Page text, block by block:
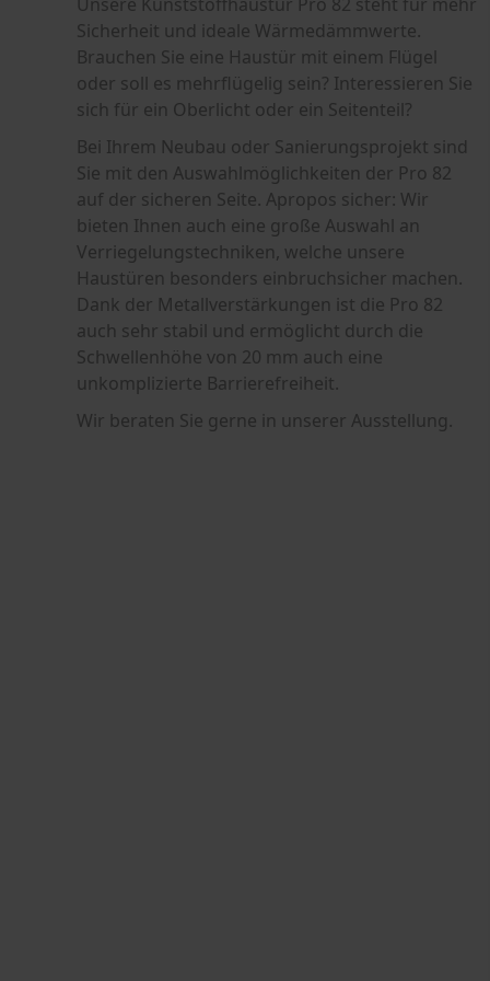
Sicherheit und ideale Wärmedämmwerte.
Brauchen Sie eine Haustür mit einem Flügel
oder soll es mehrflügelig sein? Interessieren Sie
sich für ein Oberlicht oder ein Seitenteil?
Bei Ihrem Neubau oder Sanierungsprojekt sind
Sie mit den Auswahlmöglichkeiten der Pro 82
auf der sicheren Seite. Apropos sicher: Wir
bieten Ihnen auch eine große Auswahl an
Verriegelungstechniken, welche unsere
Haustüren besonders einbruchsicher machen.
Dank der Metallverstärkungen ist die Pro 82
auch sehr stabil und ermöglicht durch die
Schwellenhöhe von 20 mm auch eine
unkomplizierte Barrierefreiheit.
Wir beraten Sie gerne in unserer Ausstellung.